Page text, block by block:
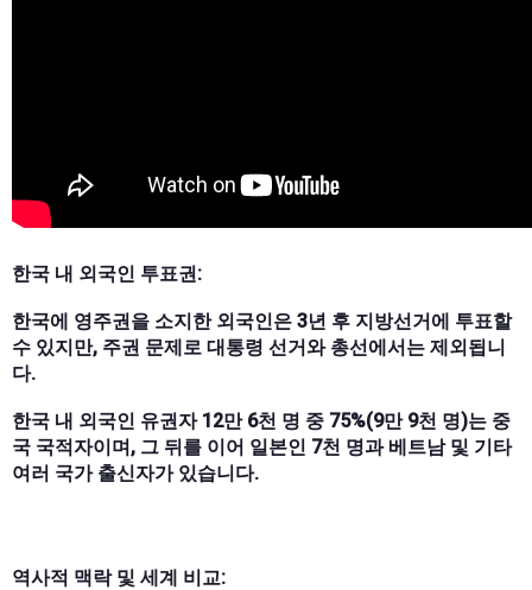
한국 내 외국인 투표권:
한국에 영주권을 소지한 외국인은 3년 후 지방선거에 투표할
수 있지만, 주권 문제로 대통령 선거와 총선에서는 제외됩니
다.
한국 내 외국인 유권자 12만 6천 명 중 75%(9만 9천 명)는 중
국 국적자이며, 그 뒤를 이어 일본인 7천 명과 베트남 및 기타
여러 국가 출신자가 있습니다.
역사적 맥락 및 세계 비교: